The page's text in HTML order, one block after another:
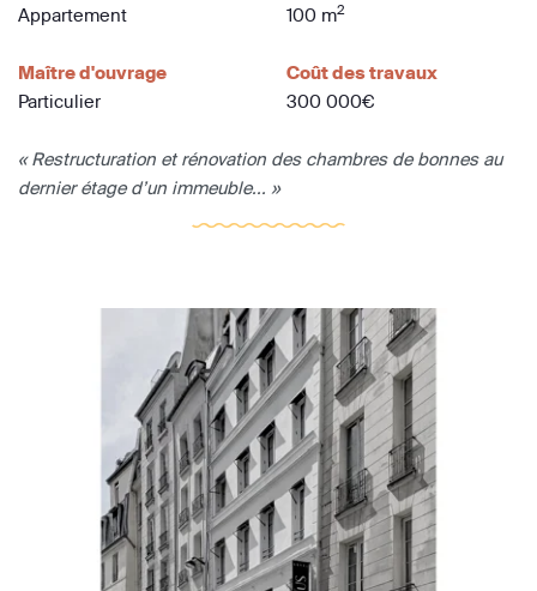
Appartement
100 m2
Maître d'ouvrage
Particulier
Coût des travaux
300 000€
« Restructuration et rénovation des chambres de bonnes au
dernier étage d’un immeuble... »